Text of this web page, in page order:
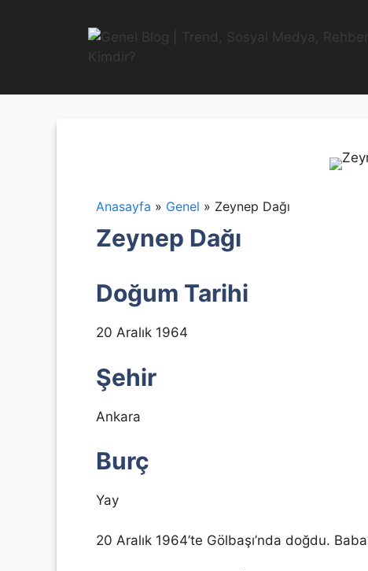
Anasayfa » Genel » Zeynep Dağı
Zeynep Dağı
Doğum Tarihi
20 Aralık 1964
Şehir
Ankara
Burç
Yay
20 Aralık 1964’te Gölbaşı’nda doğdu.